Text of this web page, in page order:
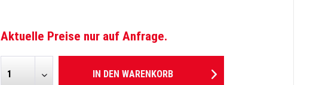
Aktuelle Preise nur auf Anfrage.
IN DEN WARENKORB